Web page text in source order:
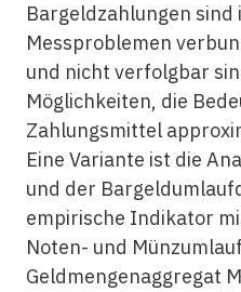
Bargeldzahlungen sind
Messproblemen
und nicht verfolgbar
Möglichkeiten, die
Zahlungsmittel
Eine Variante ist die
und der
empirische Indikator
Noten- und
Geldmengenaggregat